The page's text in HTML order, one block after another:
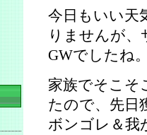
今日もいい天
りませんが
GWでしたね
家族でそこそ
たので、先日
ボンゴレ＆我